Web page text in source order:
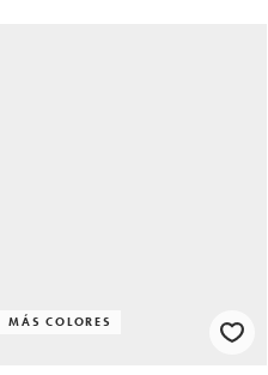
MÁS COLORES